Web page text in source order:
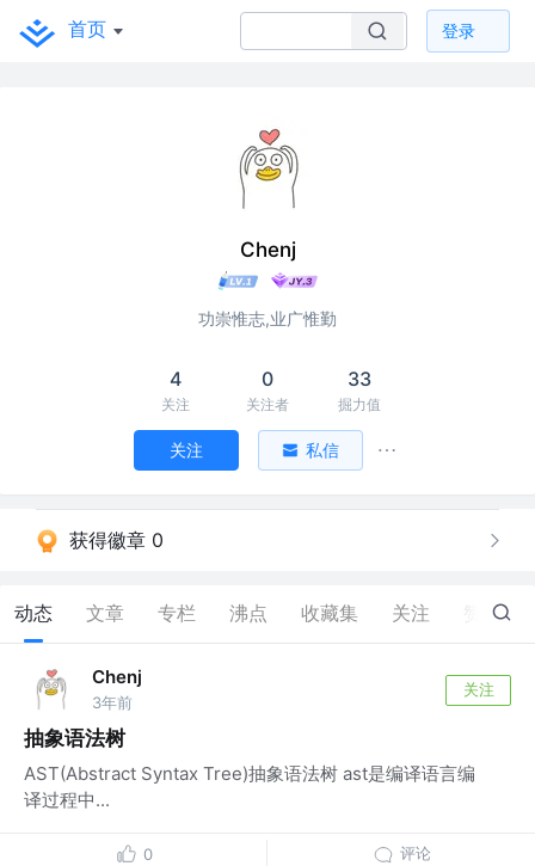
首页 登录
Chenj
功崇惟志,业广惟勤
4
关注
0
关注者
33
掘力值
关注 私信
获得徽章 0
动态 文章 专栏 沸点 收藏集 关注 11
Chenj
3年前
关注
抽象语法树
AST(Abstract Syntax Tree)抽象语法树 ast是编译语言编
译过程中...
0 评论